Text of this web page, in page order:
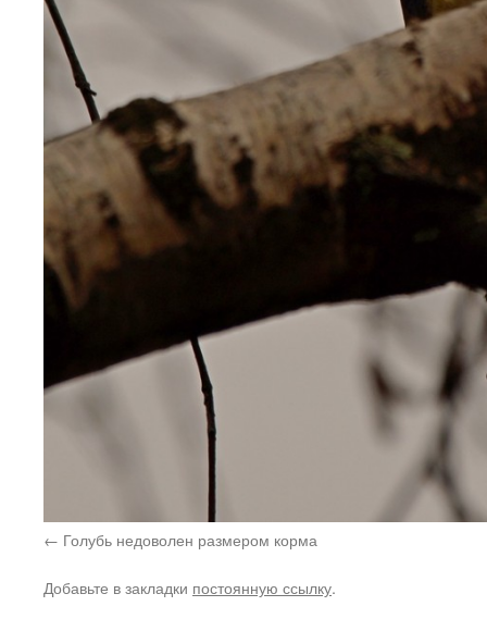
Голубь недоволен размером корма
Добавьте в закладки постоянную ссылку.